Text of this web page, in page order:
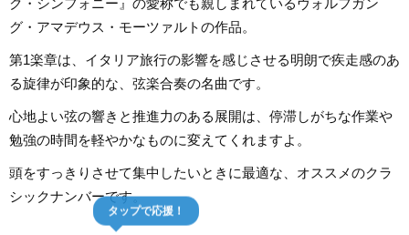
グ・アマデウス・モーツァルトの作品。
第1楽章は、イタリア旅行の影響を感じさせる明朗で疾走感のあ
る旋律が印象的な、弦楽合奏の名曲です。
心地よい弦の響きと推進力のある展開は、停滞しがちな作業や
勉強の時間を軽やかなものに変えてくれますよ。
頭をすっきりさせて集中したいときに最適な、オススメのクラ
シックナンバーです。
タップで応援！